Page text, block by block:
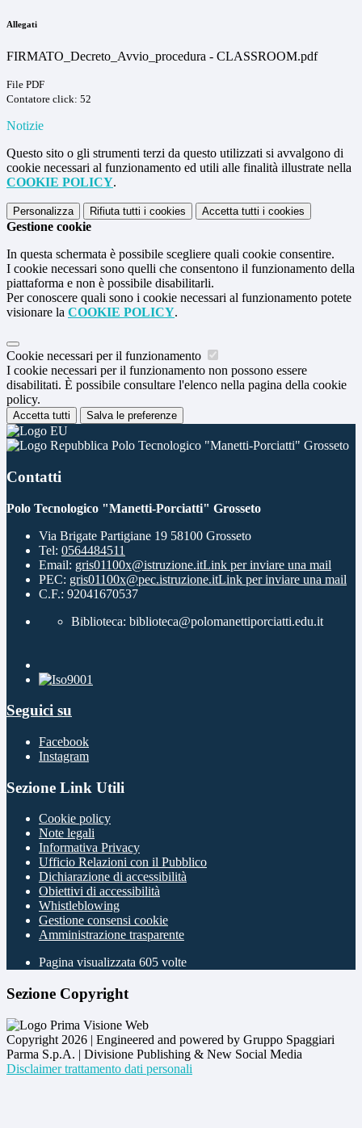
Allegati
FIRMATO_Decreto_Avvio_procedura - CLASSROOM.pdf
File PDF
Contatore click: 52
Notizie
Questo sito o gli strumenti terzi da questo utilizzati si avvalgono di
cookie necessari al funzionamento ed utili alle finalità illustrate nella
COOKIE POLICY.
Personalizza Rifiuta tutti i cookies Accetta tutti i cookies
Gestione cookie
In questa schermata è possibile scegliere quali cookie consentire.
I cookie necessari sono quelli che consentono il funzionamento della
piattaforma e non è possibile disabilitarli.
Per conoscere quali sono i cookie necessari al funzionamento potete
visionare la COOKIE POLICY.
Cookie necessari per il funzionamento
I cookie necessari per il funzionamento non possono essere
disabilitati. È possibile consultare l'elenco nella pagina della cookie
policy.
Accetta tutti Salva le preferenze
Polo Tecnologico "Manetti-Porciatti" Grosseto
Contatti
Polo Tecnologico "Manetti-Porciatti" Grosseto
Via Brigate Partigiane 19 58100 Grosseto
Tel: 0564484511
Email: gris01100x@istruzione.itLink per inviare una mail
PEC: gris01100x@pec.istruzione.itLink per inviare una mail
C.F.: 92041670537
Biblioteca: biblioteca@polomanettiporciatti.edu.it
Seguici su
Facebook
Instagram
Sezione Link Utili
Cookie policy
Note legali
Informativa Privacy
Ufficio Relazioni con il Pubblico
Dichiarazione di accessibilità
Obiettivi di accessibilità
Whistleblowing
Gestione consensi cookie
Amministrazione trasparente
Pagina visualizzata 605 volte
Sezione Copyright
Copyright 2026 | Engineered and powered by Gruppo Spaggiari
Parma S.p.A. | Divisione Publishing & New Social Media
Disclaimer trattamento dati personali